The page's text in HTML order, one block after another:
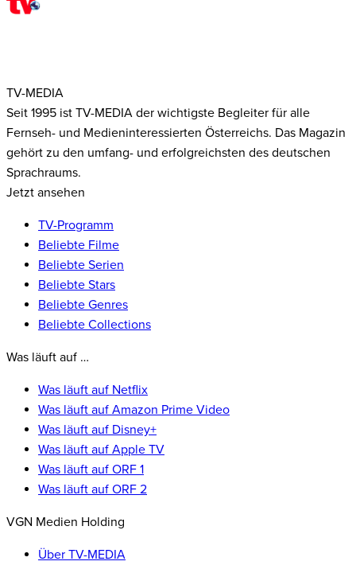
TV-MEDIA
Seit 1995 ist TV-MEDIA der wichtigste Begleiter für alle
Fernseh- und Medieninteressierten Österreichs. Das Magazin
gehört zu den umfang- und erfolgreichsten des deutschen
Sprachraums.
Jetzt ansehen
TV-Programm
Beliebte Filme
Beliebte Serien
Beliebte Stars
Beliebte Genres
Beliebte Collections
Was läuft auf …
Was läuft auf Netflix
Was läuft auf Amazon Prime Video
Was läuft auf Disney+
Was läuft auf Apple TV
Was läuft auf ORF 1
Was läuft auf ORF 2
VGN Medien Holding
Über TV-MEDIA